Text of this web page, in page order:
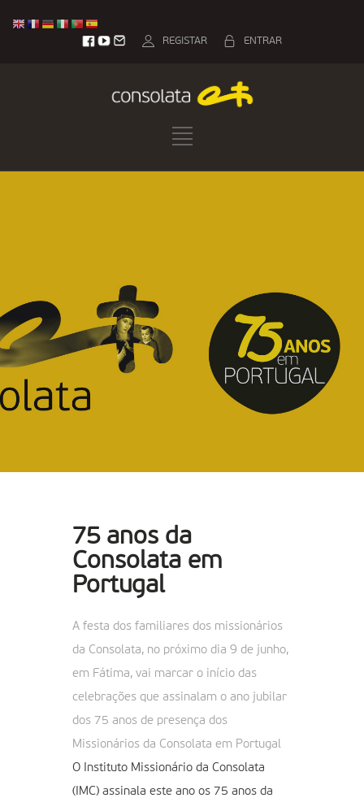
ENTRAR
REGISTAR
75 anos da
Consolata em
Portugal
A festa dos familiares dos missionários
da Consolata, no próximo dia 9 de junho,
em Fátima, vai marcar o início das
celebrações que assinalam o ano jubilar
dos 75 anos de presença dos
Missionários da Consolata em Portugal
O Instituto Missionário da Consolata
(IMC) assinala este ano os 75 anos da